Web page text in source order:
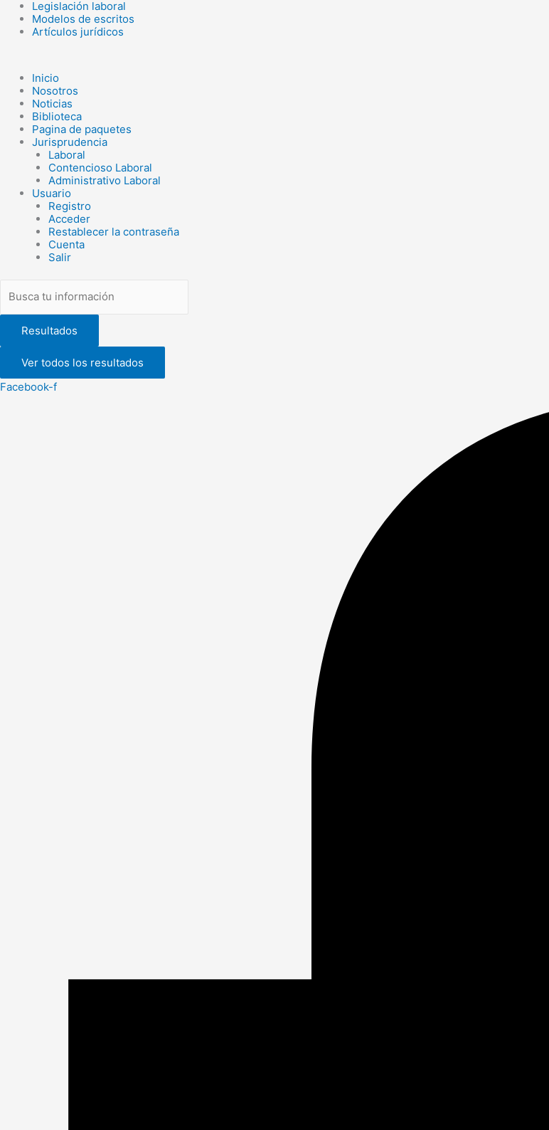
Legislación laboral
Modelos de escritos
Artículos jurídicos
Inicio
Nosotros
Noticias
Biblioteca
Pagina de paquetes
Jurisprudencia
Laboral
Contencioso Laboral
Administrativo Laboral
Usuario
Registro
Acceder
Restablecer la contraseña
Cuenta
Salir
Search
Resultados
Ver todos los resultados
Facebook-f